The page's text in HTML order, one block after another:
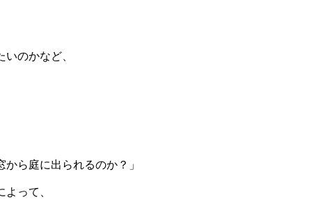
のかなど、
ら庭に出られるのか？」
って、